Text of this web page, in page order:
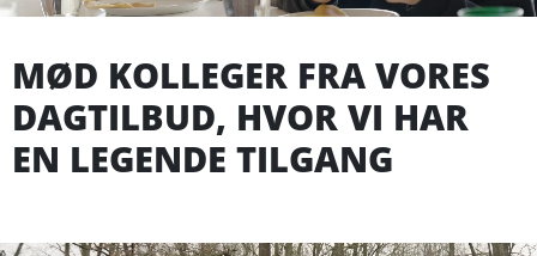
MØD KOLLEGER FRA VORES
DAGTILBUD, HVOR VI HAR
EN LEGENDE TILGANG